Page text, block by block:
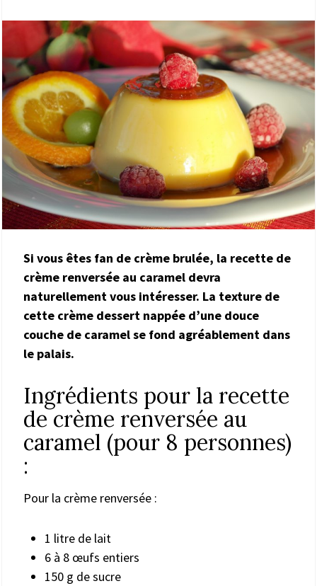
Si vous êtes fan de crème brulée, la recette de
crème renversée au caramel devra
naturellement vous intéresser. La texture de
cette crème dessert nappée d’une douce
couche de caramel se fond agréablement dans
le palais.
Ingrédients pour la recette
de crème renversée au
caramel (pour 8 personnes)
:
Pour la crème renversée :
1 litre de lait
6 à 8 œufs entiers
150 g de sucre